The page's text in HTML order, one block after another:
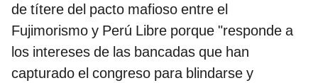
de títere del pacto mafioso entre el
Fujimorismo y Perú Libre porque "responde a
los intereses de las bancadas que han
capturado el congreso para blindarse y